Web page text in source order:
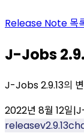
Release Note 목
J-Jobs
J-Jobs 2.9.13의
2022년 8월 12일|
releasev2.9.13